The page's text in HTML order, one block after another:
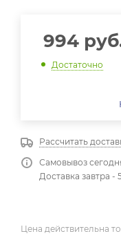
994
Достаточно
Рассчитать
Самовывоз
Доставка завтра -
Цена действительна